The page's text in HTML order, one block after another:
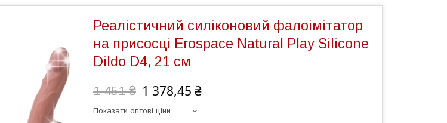
Реалістичний силіконовий фалоімітатор
на присосці Erospace Natural Play Silicone
Dildo D4, 21 см
1 451 ₴ 1 378,45 ₴
Показати оптові ціни